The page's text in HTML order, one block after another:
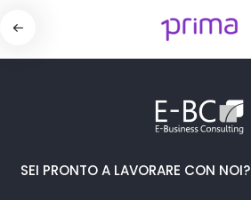
SEI PRONTO A LAVORARE CON NOI?